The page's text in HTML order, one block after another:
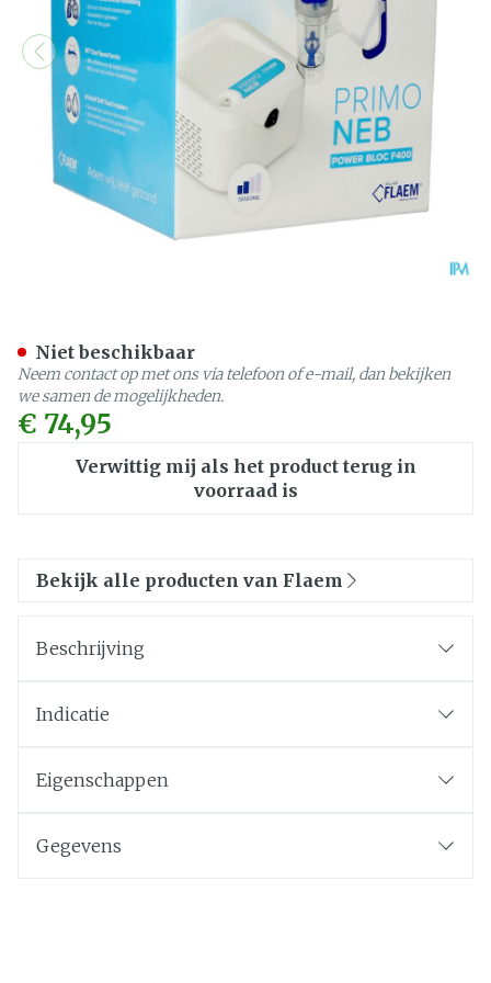
€ 74,95
Verwittig mij als het product terug in
voorraad is
Niet beschikbaar
Neem contact op met ons via telefoon of e-mail, dan bekijken
we samen de mogelijkheden.
Bekijk alle producten van Flaem
Beschrijving
Indicatie
Eigenschappen
Gegevens